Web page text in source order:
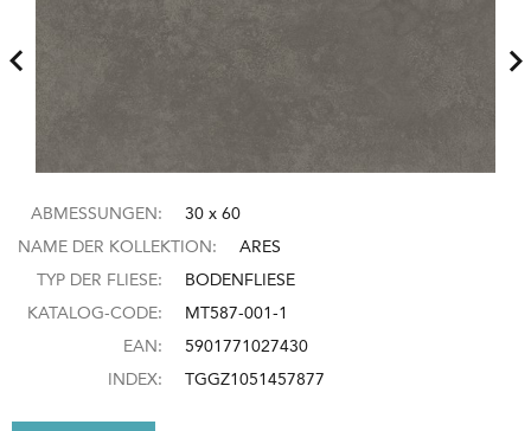
ABMESSUNGEN:
30 x 60
NAME DER KOLLEKTION:
ARES
TYP DER FLIESE:
BODENFLIESE
KATALOG-CODE:
MT587-001-1
EAN:
5901771027430
INDEX:
TGGZ1051457877